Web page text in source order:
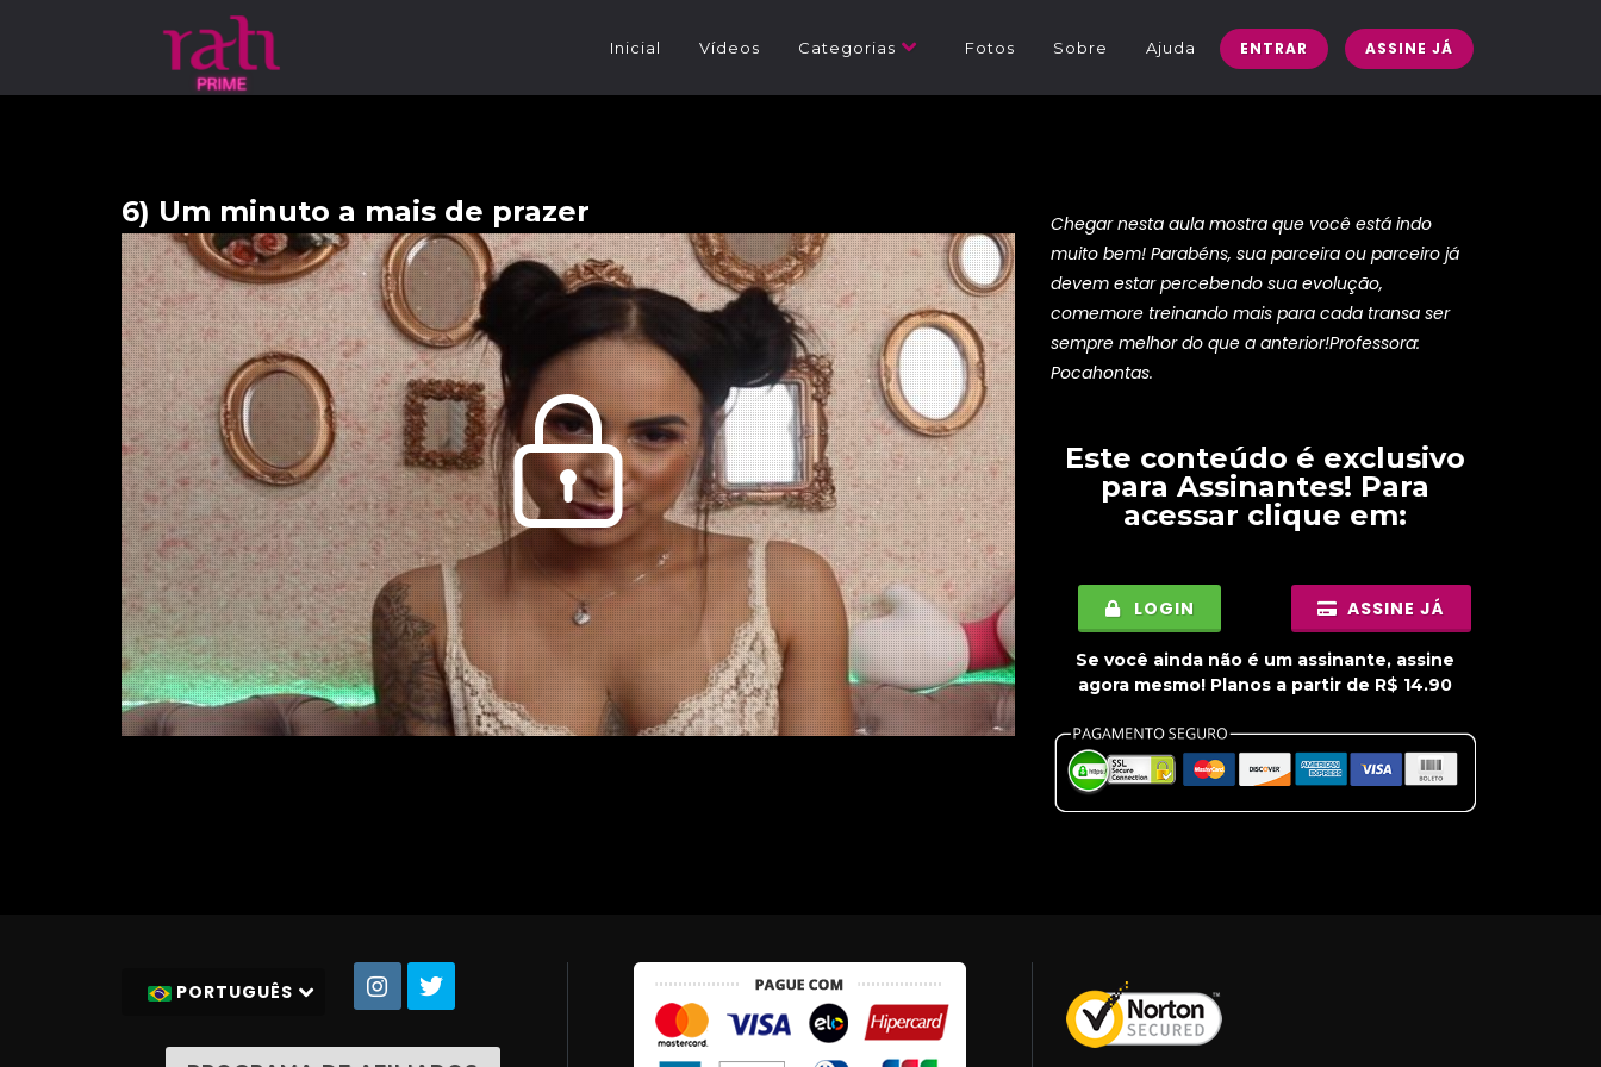
Inicial Vídeos Categorias Fotos Sobre Ajuda ENTRAR ASSINE JÁ
6) Um minuto a mais de prazer
Chegar nesta aula mostra que você está indo
muito bem! Parabéns, sua parceira ou parceiro já
devem estar percebendo sua evolução,
comemore treinando mais para cada transa ser
sempre melhor do que a anterior!Professora:
Pocahontas.
Este conteúdo é exclusivo
para Assinantes! Para
acessar clique em:
LOGIN ASSINE JÁ
Se você ainda não é um assinante, assine
agora mesmo! Planos a partir de R$ 14.90
PORTUGUÊS